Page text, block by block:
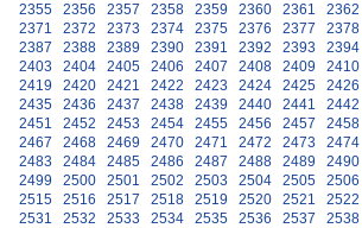
2355
2356 2357 2358 2359 2360 2361 2362
2371
2372 2373 2374 2375 2376 2377 2378
2387
2388 2389 2390 2391 2392 2393 2394
2403
2404 2405 2406 2407 2408 2409 2410
2419
2420 2421 2422 2423 2424 2425 2426
2435
2436 2437 2438 2439 2440 2441 2442
2451
2452 2453 2454 2455 2456 2457 2458
2467
2468 2469 2470 2471 2472 2473 2474
2483
2484 2485 2486 2487 2488 2489 2490
2499
2500 2501 2502 2503 2504 2505 2506
2515
2516 2517 2518 2519 2520 2521 2522
2531
2532 2533 2534 2535 2536 2537 2538